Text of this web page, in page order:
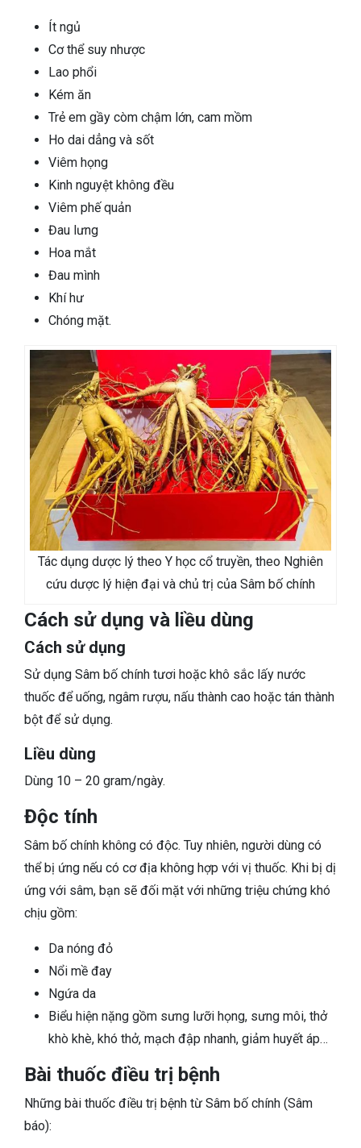
Ít ngủ
Cơ thể suy nhược
Lao phổi
Kém ăn
Trẻ em gầy còm chậm lớn, cam mồm
Ho dai dẳng và sốt
Viêm họng
Kinh nguyệt không đều
Viêm phế quản
Đau lưng
Hoa mắt
Đau mình
Khí hư
Chóng mặt.
Tác dụng dược lý theo Y học cổ truyền, theo Nghiên
cứu dược lý hiện đại và chủ trị của Sâm bố chính
Cách sử dụng và liều dùng
Cách sử dụng
Sử dụng Sâm bố chính tươi hoặc khô sắc lấy nước
thuốc để uống, ngâm rượu, nấu thành cao hoặc tán thành
bột để sử dụng.
Liều dùng
Dùng 10 – 20 gram/ngày.
Độc tính
Sâm bố chính không có độc. Tuy nhiên, người dùng có
thể bị ứng nếu có cơ địa không hợp với vị thuốc. Khi bị dị
ứng với sâm, bạn sẽ đối mặt với những triệu chứng khó
chịu gồm:
Da nóng đỏ
Nổi mề đay
Ngứa da
Biểu hiện nặng gồm sưng lưỡi họng, sưng môi, thở
khò khè, khó thở, mạch đập nhanh, giảm huyết áp…
Bài thuốc điều trị bệnh
Những bài thuốc điều trị bệnh từ Sâm bố chính (Sâm
báo):